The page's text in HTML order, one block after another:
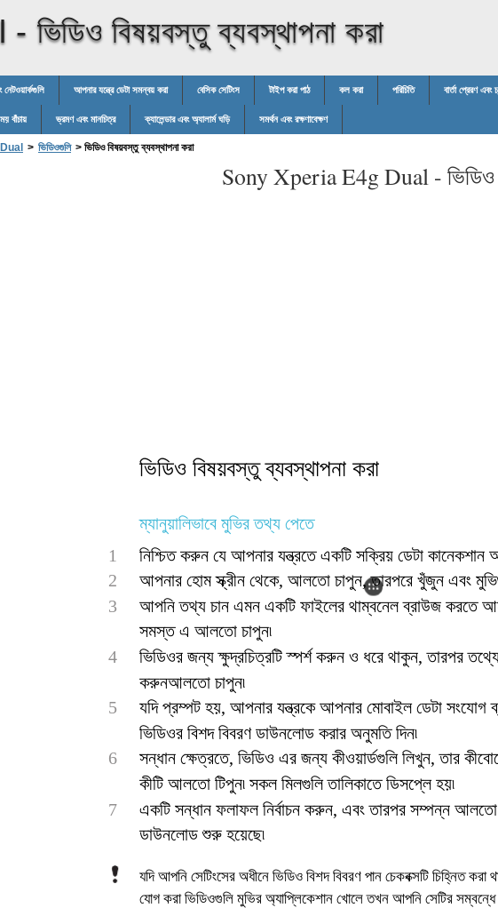
-ভিডিও বিষয়বস্তু ব্যবস্থাপনা করা
নেটওয়ার্কগুলি আপনার যন্ত্রে ডেটা সমন্বয় করা বেসিক সেটিংস টাইপ করা পাঠ কল করা পরিচিতি বার্তা প্রেরণ এবং
বাঁচায় ভ্রমণ এবং মানচিত্র ক্যালেন্ডার এবং অ্যালার্ম ঘড়ি সমর্থন এবং রক্ষণাবেক্ষণ
> ভিডিওগুলি > ভিডিও বিষয়বস্তু ব্যবস্থাপনা করা
Sony Xperia E4g Dual -
ভিডিও বিষয়বস্তু ব্যবস্থাপনা করা
ম্যানুয়ালিভাবে মুভির তথ্য পেতে
1
নিশ্চিত করুন যে আপনার যন্ত্রতে একটি সক্রিয় ডেটা কানেকশান
2
আপনার হোম স্ক্রীন থেকে, আলতো চাপুন, তারপরে খুঁজুন এবং
3
আপনি তথ্য চান এমন একটি ফাইলের থাম্বনেল ব্রাউজ করতে
সমস্ত এ আলতো চাপুন৷
4
ভিডিওর জন্য ক্ষুদ্রচিত্রটি স্পর্শ করুন ও ধরে থাকুন, তারপর
করুনআলতো চাপুন৷
5
যদি প্রম্পট হয়, আপনার যন্ত্রকে আপনার মোবাইল ডেটা সংযোগ
ভিডিওর বিশদ বিবরণ ডাউনলোড করার অনুমতি দিন৷
6
সন্ধান ক্ষেত্রতে, ভিডিও এর জন্য কীওয়ার্ডগুলি লিখুন, তার
কীটি আলতো টিপুন৷ সকল মিলগুলি তালিকাতে ডিসপ্লে হয়৷
7
একটি সন্ধান ফলাফল নির্বাচন করুন, এবং তারপর সম্পন্ন আলতো
ডাউনলোড শুরু হয়েছে৷
যদি আপনি সেটিংসের অধীনে ভিডিও বিশদ বিবরণ পান চেকবক্সটি চিহ্নিত
যোগ করা ভিডিওগুলি মুভির অ্যাপ্লিকেশান খোলে তখন আপনি সেটির সম্বন্ধে